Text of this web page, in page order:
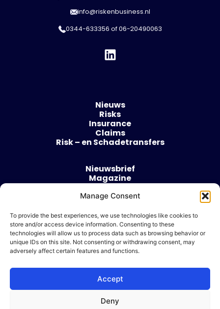
Manage Consent
To provide the best experiences, we use technologies like cookies to
store and/or access device information. Consenting to these
technologies will allow us to process data such as browsing behavior or
unique IDs on this site. Not consenting or withdrawing consent, may
adversely affect certain features and functions.
Accept
Deny
info@riskenbusiness.nl
0344-633356 of06-20490063
Nieuws
Risks
Insurance
Claims
Risk – en Schadetransfers
Nieuwsbrief
Magazine
Over
Algemene voorwaarden
Cookie beleid
Ik wil adverteren